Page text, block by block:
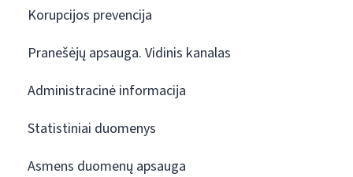
Korupcijos prevencija
Pranešėjų apsauga. Vidinis kanalas
Administracinė informacija
Statistiniai duomenys
Asmens duomenų apsauga